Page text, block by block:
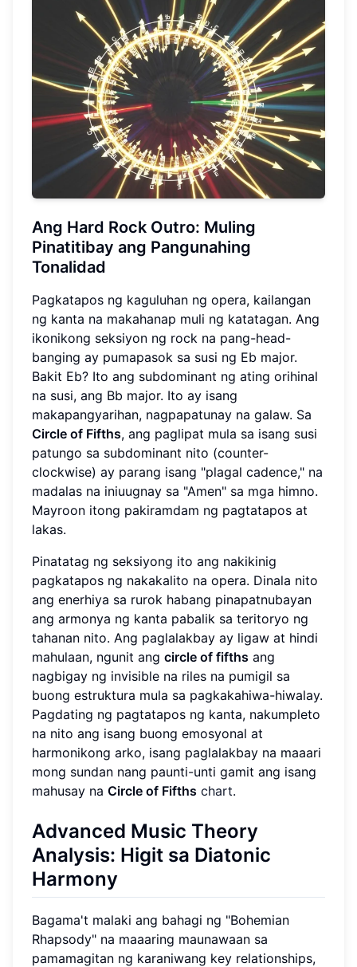
Ang Hard Rock Outro: Muling
Pinatitibay ang Pangunahing
Tonalidad
Pagkatapos ng kaguluhan ng opera, kailangan
ng kanta na makahanap muli ng katatagan. Ang
ikonikong seksiyon ng rock na pang-head-
banging ay pumapasok sa susi ng Eb major.
Bakit Eb? Ito ang subdominant ng ating orihinal
na susi, ang Bb major. Ito ay isang
makapangyarihan, nagpapatunay na galaw. Sa
Circle of Fifths, ang paglipat mula sa isang susi
patungo sa subdominant nito (counter-
clockwise) ay parang isang "plagal cadence," na
madalas na iniuugnay sa "Amen" sa mga himno.
Mayroon itong pakiramdam ng pagtatapos at
lakas.
Pinatatag ng seksiyong ito ang nakikinig
pagkatapos ng nakakalito na opera. Dinala nito
ang enerhiya sa rurok habang pinapatnubayan
ang armonya ng kanta pabalik sa teritoryo ng
tahanan nito. Ang paglalakbay ay ligaw at hindi
mahulaan, ngunit ang circle of fifths ang
nagbigay ng invisible na riles na pumigil sa
buong estruktura mula sa pagkakahiwa-hiwalay.
Pagdating ng pagtatapos ng kanta, nakumpleto
na nito ang isang buong emosyonal at
harmonikong arko, isang paglalakbay na maaari
mong sundan nang paunti-unti gamit ang isang
mahusay na Circle of Fifths chart.
Advanced Music Theory
Analysis: Higit sa Diatonic
Harmony
Bagama't malaki ang bahagi ng "Bohemian
Rhapsody" na maaaring maunawaan sa
pamamagitan ng karaniwang key relationships,